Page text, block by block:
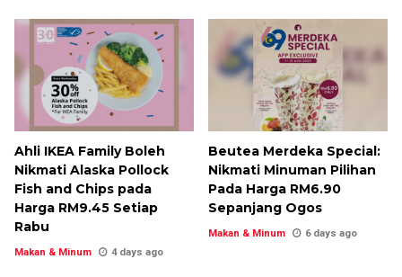
Ahli IKEA Family Boleh
Nikmati Alaska Pollock
Fish and Chips pada
Harga RM9.45 Setiap
Rabu
Makan & Minum 4 days ago
Beutea Merdeka Special:
Nikmati Minuman Pilihan
Pada Harga RM6.90
Sepanjang Ogos
Makan & Minum 6 days ago